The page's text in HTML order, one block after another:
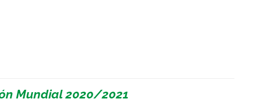
Mundial 2020/2021